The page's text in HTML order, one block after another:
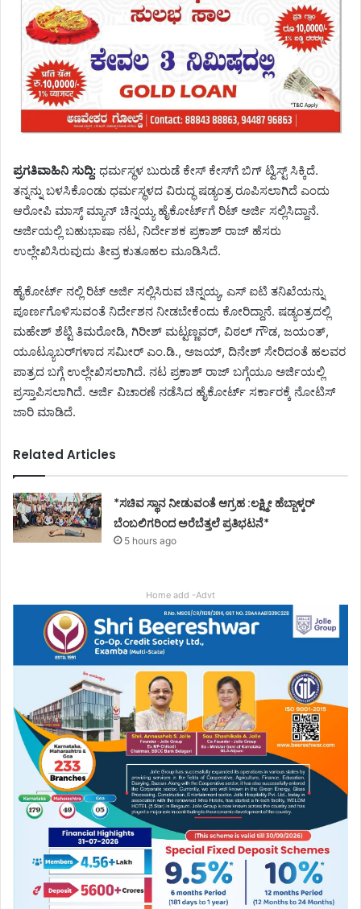
ಪ್ರಗತಿವಾಹಿನಿ ಸುದ್ದಿ: ಧರ್ಮಸ್ಥಳ ಬುರುಡೆ ಕೇಸ್ ಕೇಸ್‌ಗೆ ಬಿಗ್ ಟ್ವಿಸ್ಟ್ ಸಿಕ್ಕಿದೆ.
ತನ್ನನ್ನು ಬಳಸಿಕೊಂಡು ಧರ್ಮಸ್ಥಳದ ವಿರುದ್ಧ ಷಡ್ಯಂತ್ರ ರೂಪಿಸಲಾಗಿದೆ ಎಂದು
ಆರೋಪಿ ಮಾಸ್ಕ್ ಮ್ಯಾನ್ ಚಿನ್ನಯ್ಯ ಹೈಕೋರ್ಟ್‌ಗೆ ರಿಟ್ ಅರ್ಜಿ ಸಲ್ಲಿಸಿದ್ದಾನೆ.
ಅರ್ಜಿಯಲ್ಲಿ ಬಹುಭಾಷಾ ನಟ, ನಿರ್ದೇಶಕ ಪ್ರಕಾಶ್ ರಾಜ್ ಹೆಸರು
ಉಲ್ಲೇಖಿಸಿರುವುದು ತೀವ್ರ ಕುತೂಹಲ ಮೂಡಿಸಿದೆ.
ಹೈಕೋರ್ಟ್ ನಲ್ಲಿ ರಿಟ್ ಅರ್ಜಿ ಸಲ್ಲಿಸಿರುವ ಚಿನ್ನಯ್ಯ, ಎಸ್ ಐಟಿ ತನಿಖೆಯನ್ನು
ಪೂರ್ಣಗೊಳಿಸುವಂತೆ ನಿರ್ದೇಶನ ನೀಡಬೇಕೆಂದು ಕೋರಿದ್ದಾನೆ. ಷಡ್ಯಂತ್ರದಲ್ಲಿ
ಮಹೇಶ್ ಶೆಟ್ಟಿ ತಿಮರೋಡಿ, ಗಿರೀಶ್ ಮಟ್ಟಣ್ಣವರ್, ವಿಠಲ್ ಗೌಡ, ಜಯಂತ್,
ಯೂಟ್ಯೂಬರ್‌ಗಳಾದ ಸಮೀರ್ ಎಂ.ಡಿ., ಅಜಯ್, ದಿನೇಶ್ ಸೇರಿದಂತೆ ಹಲವರ
ಪಾತ್ರದ ಬಗ್ಗೆ ಉಲ್ಲೇಖಿಸಲಾಗಿದೆ. ನಟ ಪ್ರಕಾಶ್ ರಾಜ್ ಬಗ್ಗೆಯೂ ಅರ್ಜಿಯಲ್ಲಿ
ಪ್ರಸ್ತಾಪಿಸಲಾಗಿದೆ. ಅರ್ಜಿ ವಿಚಾರಣೆ ನಡೆಸಿದ ಹೈಕೋರ್ಟ್ ಸರ್ಕಾರಕ್ಕೆ ನೋಟಿಸ್
ಜಾರಿ ಮಾಡಿದೆ.
Related Articles
*ಸಚಿವ ಸ್ಥಾನ ನೀಡುವಂತೆ ಆಗ್ರಹ :ಲಕ್ಷ್ಮೀ ಹೆಬ್ಬಾಳ್ಕರ್
ಬೆಂಬಲಿಗರಿಂದ ಅರೆಬೆತ್ತಲೆ ಪ್ರತಿಭಟನೆ*
5 hours ago
Home add -Advt